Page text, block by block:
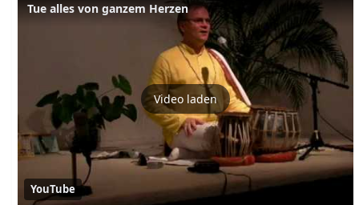
Tue alles von ganzem Herzen
Video laden
YouTube